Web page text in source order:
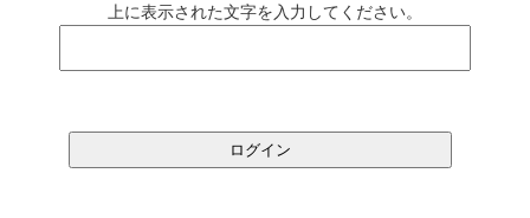
上に表示された文字を入力してください。